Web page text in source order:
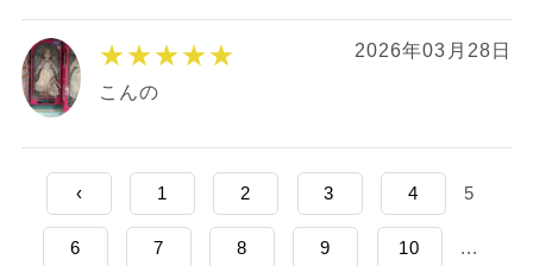
★★★★★ 2026年03月28日
こんの
‹ 1 2 3 4 5
6 7 8 9 10 ...